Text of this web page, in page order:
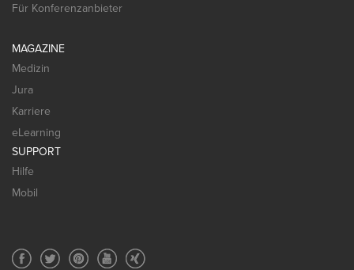
Für Konferenzanbieter
MAGAZINE
Medizin
Jura
Karriere
eLearning
SUPPORT
Hilfe
Mobil